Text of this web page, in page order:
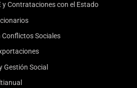
y Contrataciones con el Estado
Sociales
Gestión Social